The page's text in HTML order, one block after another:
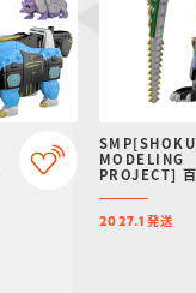
MODELING
PROJECT]
2027年1月発
2027.1 発送